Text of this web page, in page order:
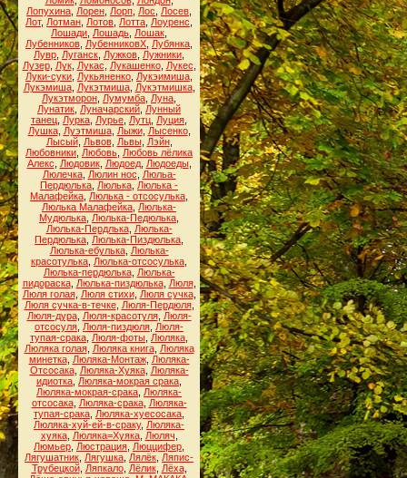
Лопухина Лорен Лорп Лос Лосев
Лот, Лотман Лотов Лотта Лоуренс
Лошади Лошадь Лошак
Лубенников ЛубенниковХ Лубянка
Лувр Луганск Лужков Лужники
Лузер, Лук, Лукас Лукашенко, Лукес
Луки-суки Лукьяненко Лукэимиша
Лукэмиша, Лукэтмиша, Лукэтмишка,
Лукэтморон Лумумба Луна
Лунатик Луначарский Лунный
танец Лурка Лурье Лутц Луция
Лушка, Луэтмиша, Лыжи, Лысенко,
Лысый, Львов, Львы, Лэйн,
Любовники Любовь Любовь лёлика
Алекс
Людовик, Людоед, Людоеды,
Люлечка, Люлин нос
Люльа-
Пердюлька Люлька Люлька -
Малафейка Люлька - отсосулька
Люлька Малафейка Люлька-
Мудюлька Люлька-Педюлька
Люлька-Пердлька, Люлька-
Пердюлька Люлька-Пиздюлька
Люлька-ебулька, Люлька-
красотулька Люлька-отсосулька
Люлька-пердюлька, Люлька-
пидораска, Люлька-пиздюлька, Люля,
Люля голая, Люля стихи, Люля сучка,
Люля сучка-в-течке, Люля-Пердюля,
Люля-дура, Люля-красотуля, Люля-
отсосуля Люля-пиздюля Люля-
тупая-срака Люля-фоты Люляка
Люляка голая, Люляка книга, Люляка
минетка, Люляка-Монтаж, Люляка-
Отсосака, Люляка-Хуяка, Люляка-
идиотка Люляка-мокрая срака
Люляка-мокрая-срака Люляка-
отсосака, Люляка-срака, Люляка-
тупая-срака Люляка-хуесосака
Люляка-хуй-ей-в-сраку, Люляка-
хуяка, Люляка=Хуяка, Люляч
Люмьер Люстрация Люццифер
Лягушатник Лягушка Лялёк Ляпис-
Трубецкой, Ляпкало, Лёлик, Лёха,